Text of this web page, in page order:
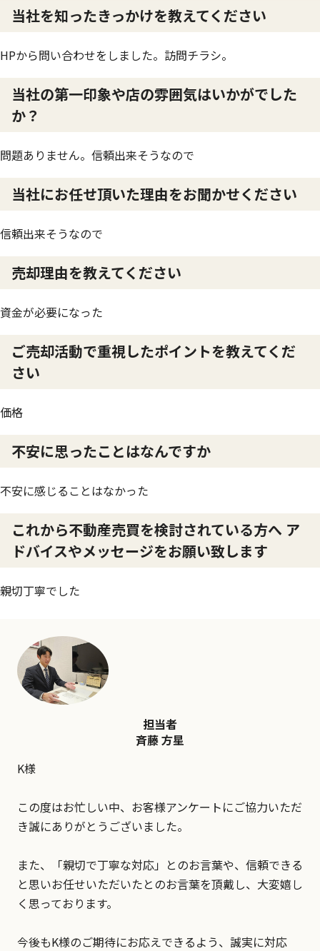
当社を知ったきっかけを教えてください
HPから問い合わせをしました。訪問チラシ。
当社の第一印象や店の雰囲気はいかがでした
か？
問題ありません。信頼出来そうなので
当社にお任せ頂いた理由をお聞かせください
信頼出来そうなので
売却理由を教えてください
資金が必要になった
ご売却活動で重視したポイントを教えてくだ
さい
価格
不安に思ったことはなんですか
不安に感じることはなかった
これから不動産売買を検討されている方へ ア
ドバイスやメッセージをお願い致します
親切丁寧でした
担当者
斉藤 方星
K様
この度はお忙しい中、お客様アンケートにご協力いただ
き誠にありがとうございました。
また、「親切で丁寧な対応」とのお言葉や、信頼できる
と思いお任せいただいたとのお言葉を頂戴し、大変嬉し
く思っております。
今後もK様のご期待にお応えできるよう、誠実に対応